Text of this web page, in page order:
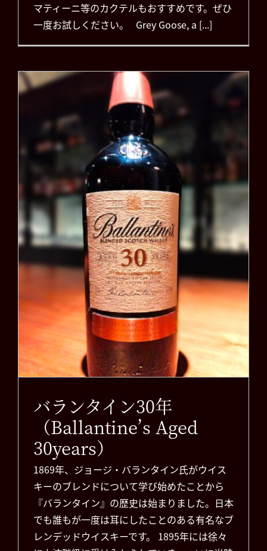
マティーニ等のカクテルもおすすめです。ぜひ
一度お試しください。 Grey Goose, a [...]
バランタイン30年
（Ballantine’s Aged
30years）
お知らせ
バランタイン30年
（Ballantine’s Aged
30years）
1869年、ジョージ・バランタイン氏がウイス
キーのブレンドについて学び始めたことから
『バランタイン』の歴史は始まりました。日本
でも誰もが一度は耳にしたことのある有名なブ
レンデッドウイスキーです。 1895年には徐々